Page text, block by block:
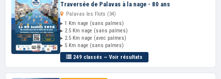
Traversée de Palavas à la nage - 80 ans
Palavas les Flots (34)
▸ 1 Km nage (sans palmes)
▸ 2.5 Km nage (sans palmes)
▸ 2.5 Km nage (avec palmes)
▸ 5 Km nage (sans palmes)
249 classés — Voir résultats